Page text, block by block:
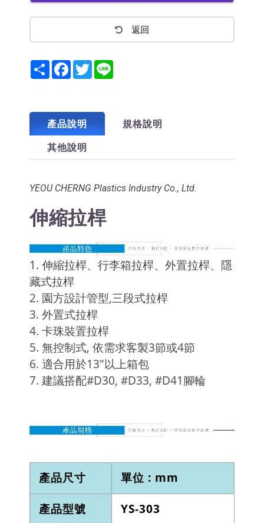
返回
ShareFacebook
Twitter
產品說明
規格說明
其他說明
YEOU CHERNG Plastics Industry Co., Ltd.
伸縮拉桿
1. 伸縮拉桿、行李箱拉桿、外置拉桿、隱
藏式拉桿
2. 園方設計管型,三段式拉桿
3. 外置式拉桿
4. 卡珠裝置拉桿
5. 無控制式, 依需求客製3節或4節
6. 適合用於13"以上箱包
7. 建議搭配#D30, #D33, #D41腳輪
產品尺寸 單位 : mm
產品型號 YS-303